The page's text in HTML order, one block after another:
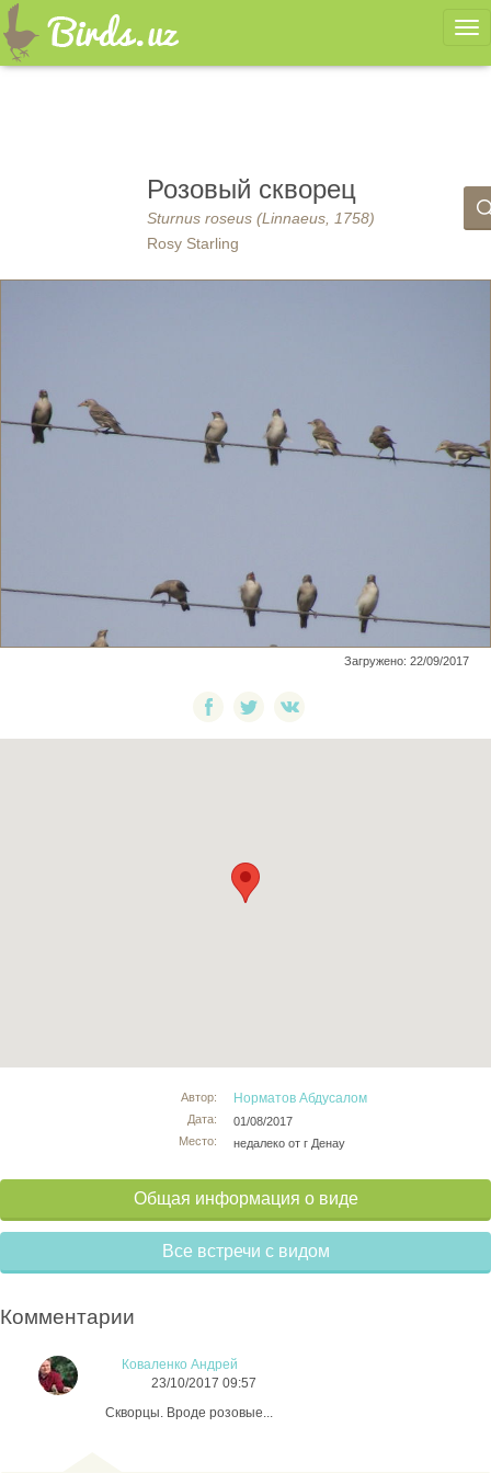
Розовый скворец
Sturnus roseus (Linnaeus, 1758)
Rosy Starling
Загружено: 22/09/2017
Автор:
Дата:
Место:
Норматов Абдусалом
01/08/2017
недалеко от г Денау
Общая информация о виде
Все встречи с видом
Комментарии
Коваленко Андрей
23/10/2017 09:57
Скворцы. Вроде розовые...